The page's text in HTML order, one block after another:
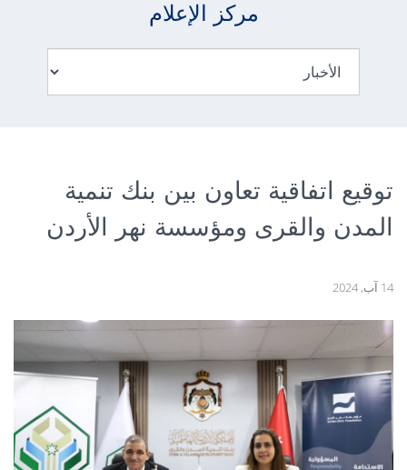
مركز الإعلام
توقيع اتفاقية تعاون بين بنك تنمية
المدن والقرى ومؤسسة نهر الأردن
14 آب, 2024